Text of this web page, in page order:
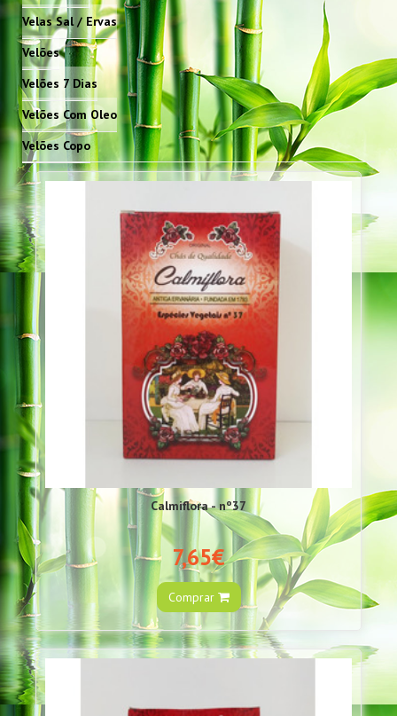
Velas Sal / Ervas
Velões
Velões 7 Dias
Velões Com Oleo
Velões Copo
Calmiflora - nº37
7,65€
Comprar